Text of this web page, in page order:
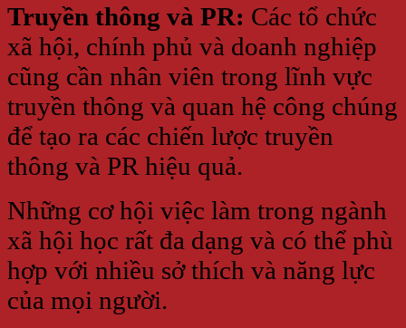
Truyền thông và PR: Các tổ chức
xã hội, chính phủ và doanh nghiệp
cũng cần nhân viên trong lĩnh vực
truyền thông và quan hệ công chúng
để tạo ra các chiến lược truyền
thông và PR hiệu quả.
Những cơ hội việc làm trong ngành
xã hội học rất đa dạng và có thể phù
hợp với nhiều sở thích và năng lực
của mọi người.